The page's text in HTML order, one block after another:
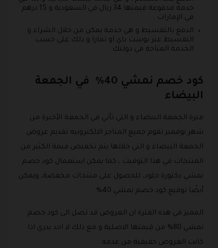
خدمة مدفوعة قيمتها 34 ريال في السعودية و 15 درهم
في الإمارات .
الدفع بالتقسيط و هي خدمة يمكن من خلال الشراء و
التقسيط عبر بوست باي او تمارا و ذلك على حسب
الخدمة المتاحة في دولتك .
كود خصم نمشي 40% في الجمعة
البيضاء
فترة الجمعة البيضاء و التي تأتي في الجمعة الأخيرة من
شهر نوفمبر تقوم جميع المتاجر الالكترونيه تقديم عروض
الجمعة البيضاء و التي خلالها يتم تخفيض قيمة الكثير من
المنتجات في هذا التوقيت ، كما يمكن استعمال كود خصم
نمشي دكتورة خلود، للحصول على منتجات مخفضة، ويمكن
أيضًا توقيع كود خصم نمشي 40%.
المميز في هذه الفترة ان العروض قد تصل الى كود خصم
نمشي 80% من قيمتها الاصلية و مع ذلك لا احد يدري اذا
كانت العروض حقيقية من عدمه .